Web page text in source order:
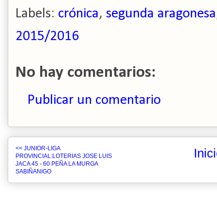
Labels: crónica, segunda aragonesa
2015/2016
No hay comentarios:
Publicar un comentario
<< JUNIOR-LIGA
PROVINCIAL:LOTERIAS JOSE LUIS
JACA 45 - 60 PEÑA LA MURGA
SABIÑANIGO